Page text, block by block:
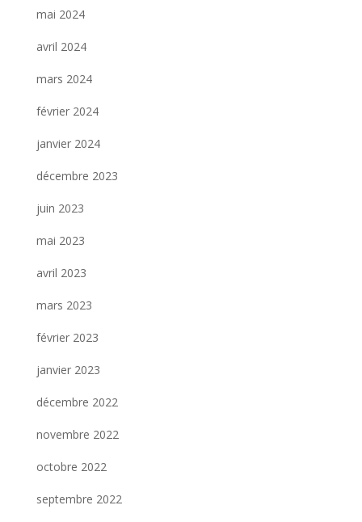
mai 2024
avril 2024
mars 2024
février 2024
janvier 2024
décembre 2023
juin 2023
mai 2023
avril 2023
mars 2023
février 2023
janvier 2023
décembre 2022
novembre 2022
octobre 2022
septembre 2022